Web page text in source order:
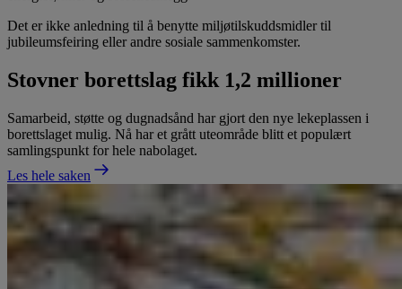
Det er ikke anledning til å benytte miljøtilskuddsmidler til
jubileumsfeiring eller andre sosiale sammenkomster.
Stovner borettslag fikk 1,2 millioner
Samarbeid, støtte og dugnadsånd har gjort den nye lekeplassen i
borettslaget mulig. Nå har et grått uteområde blitt et populært
samlingspunkt for hele nabolaget.
Les hele saken